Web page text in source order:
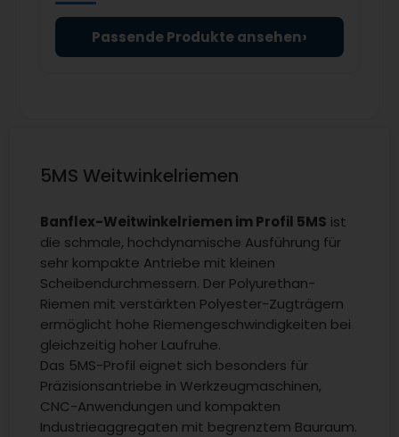
Passende Produkte ansehen›
5MS Weitwinkelriemen
Banflex-Weitwinkelriemen im Profil 5MS ist
die schmale, hochdynamische Ausführung für
sehr kompakte Antriebe mit kleinen
Scheibendurchmessern. Der Polyurethan-
Riemen mit verstärkten Polyester-Zugträgern
ermöglicht hohe Riemengeschwindigkeiten bei
gleichzeitig hoher Laufruhe.
Das 5MS-Profil eignet sich besonders für
Präzisionsantriebe in Werkzeugmaschinen,
CNC-Anwendungen und kompakten
Industrieaggregaten mit begrenztem Bauraum.